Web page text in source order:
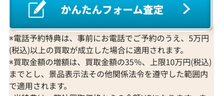
参考買取価格
1,274,000
2026年3月11日時点
参考買取価格
2026年2月11日
※電話予約特典は、事前にお電話でご予約のうえ、5万円
(税込)以上の買取が成立した場合に適用されます。
※買取金額の増額は、買取金額の35％、上限10万円(税込)
までとし、景品表示法その他関係法令を遵守した範囲内
で適用されます。